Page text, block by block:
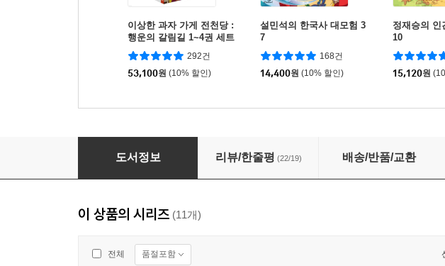
이상한 과자 가게 전천당 :
행운의 갈림길 1~4권 세트
292건
53,100원 (10% 할인)
설민석의 한국사 대모험 3
7
168건
14,400원 (10% 할인)
정재승의 인
10
15,120원
정재승의 인류 탐험 보고서 6
도서정보 리뷰/한줄평 (22/19) 배송/반품/교환
이 상품의 시리즈 (11개)
전체 품절포함